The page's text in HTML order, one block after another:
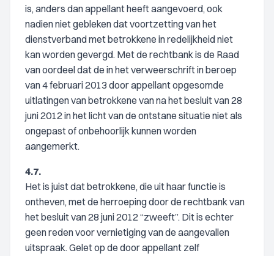
is, anders dan appellant heeft aangevoerd, ook
nadien niet gebleken dat voortzetting van het
dienstverband met betrokkene in redelijkheid niet
kan worden gevergd. Met de rechtbank is de Raad
van oordeel dat de in het verweerschrift in beroep
van 4 februari 2013 door appellant opgesomde
uitlatingen van betrokkene van na het besluit van 28
juni 2012 in het licht van de ontstane situatie niet als
ongepast of onbehoorlijk kunnen worden
aangemerkt.
4.7.
Het is juist dat betrokkene, die uit haar functie is
ontheven, met de herroeping door de rechtbank van
het besluit van 28 juni 2012 “zweeft”. Dit is echter
geen reden voor vernietiging van de aangevallen
uitspraak. Gelet op de door appellant zelf